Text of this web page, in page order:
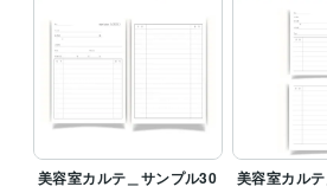
学歴
1998年3月 ~ 2022年2月
美容室カルテ＿サンプル30 美容室カル